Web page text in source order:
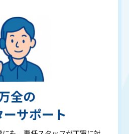
全の
ーサポート